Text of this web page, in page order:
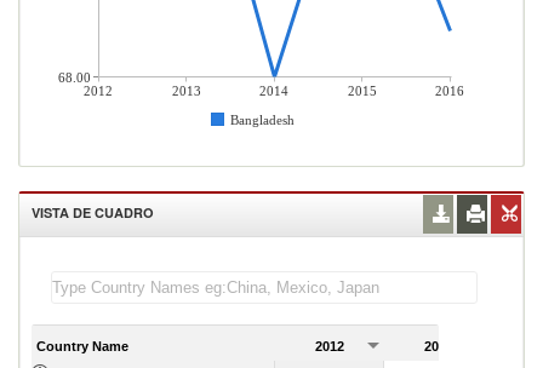
2012 2013 2014 2015
2016
Bangladesh
68.00
VISTA DE CUADRO
Country Name 2012 2013